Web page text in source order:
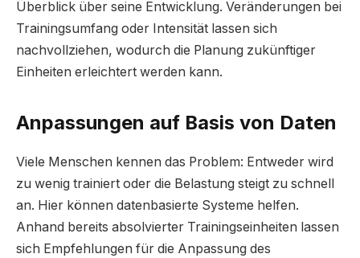
Überblick über seine Entwicklung. Veränderungen bei
Trainingsumfang oder Intensität lassen sich
nachvollziehen, wodurch die Planung zukünftiger
Einheiten erleichtert werden kann.
Anpassungen auf Basis von Daten
Viele Menschen kennen das Problem: Entweder wird
zu wenig trainiert oder die Belastung steigt zu schnell
an. Hier können datenbasierte Systeme helfen.
Anhand bereits absolvierter Trainingseinheiten lassen
sich Empfehlungen für die Anpassung des